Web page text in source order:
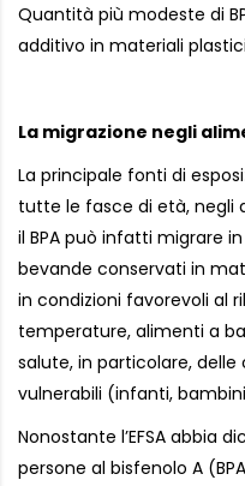
Quantità più modeste di
additivo in materiali
La migrazione negli
La principale fonti di
tutte le fasce di età, negli
il BPA può infatti migrare
bevande conservati in
in condizioni favorevoli al
temperature, alimenti a
salute, in particolare, delle
vulnerabili (infanti,
Nonostante l’EFSA abbia
persone al bisfenolo A